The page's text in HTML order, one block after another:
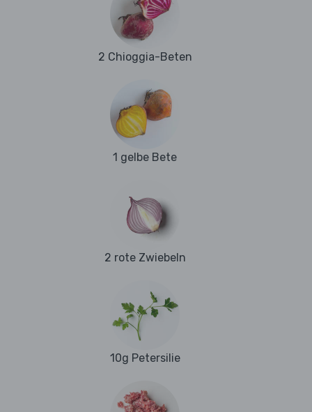
2 Chioggia-Beten
1 gelbe Bete
2 rote Zwiebeln
10g Petersilie